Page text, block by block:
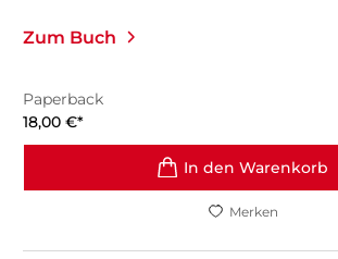
Zum Buch
Paperback
18,00 €*
In den Warenkorb
Merken